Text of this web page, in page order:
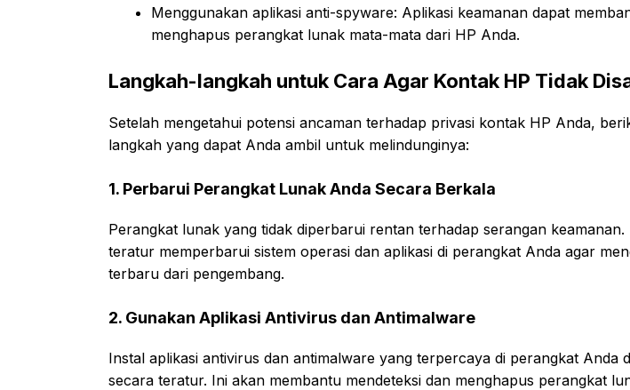
Menggunakan aplikasi anti-spyware: Aplikasi keamanan dapat
menghapus perangkat lunak mata-mata dari HP Anda.
Langkah-langkah untuk Cara Agar Kontak HP Tidak
Setelah mengetahui potensi ancaman terhadap privasi kontak HP Anda,
langkah yang dapat Anda ambil untuk melindunginya:
1. Perbarui Perangkat Lunak Anda Secara Berkala
Perangkat lunak yang tidak diperbarui rentan terhadap serangan
teratur memperbarui sistem operasi dan aplikasi di perangkat Anda agar
terbaru dari pengembang.
2. Gunakan Aplikasi Antivirus dan Antimalware
Instal aplikasi antivirus dan antimalware yang terpercaya di perangkat Anda
secara teratur. Ini akan membantu mendeteksi dan menghapus perangkat